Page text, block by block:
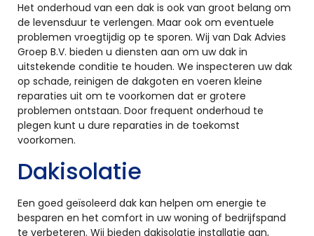
Het onderhoud van een dak is ook van groot belang om
de levensduur te verlengen. Maar ook om eventuele
problemen vroegtijdig op te sporen. Wij van Dak Advies
Groep B.V. bieden u diensten aan om uw dak in
uitstekende conditie te houden. We inspecteren uw dak
op schade, reinigen de dakgoten en voeren kleine
reparaties uit om te voorkomen dat er grotere
problemen ontstaan. Door frequent onderhoud te
plegen kunt u dure reparaties in de toekomst
voorkomen.
Dakisolatie
Een goed geïsoleerd dak kan helpen om energie te
besparen en het comfort in uw woning of bedrijfspand
te verbeteren. Wij bieden dakisolatie installatie aan,